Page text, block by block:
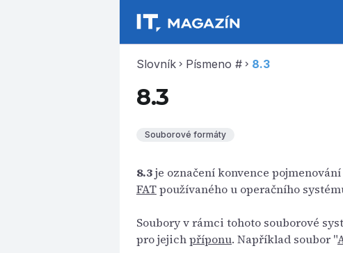
Slovník chevron_right Písmeno # chevron_right 8.3
8.3
Souborové formáty
8.3je označení konvence
FATpoužívaného u operačního
Soubory v rámci tohoto souborové
pro jejichpříponu. Například soubor "